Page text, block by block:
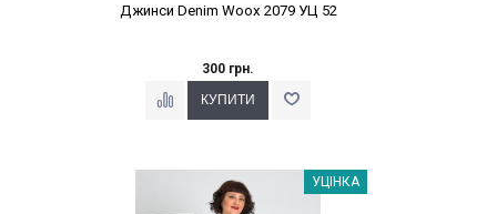
Джинси Denim Woox 2079 УЦ 52
300 грн.
УЦІНКА